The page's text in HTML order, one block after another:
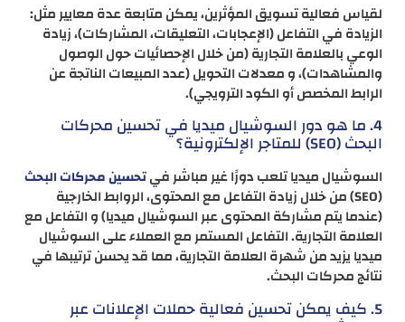
لقياس فعالية تسويق المؤثرين، يمكن متابعة عدة معايير مثل:
الزيادة في التفاعل (الإعجابات، التعليقات، المشاركات)، زيادة
الوعي بالعلامة التجارية (من خلال الإحصائيات حول الوصول
والمشاهدات)، و معدلات التحويل (عدد المبيعات الناتجة عن
الرابط المخصص أو الكود الترويجي).
4. ما هو دور السوشيال ميديا في تحسين محركات
البحث (SEO) للمتاجر الإلكترونية؟
السوشيال ميديا تلعب دورًا غير مباشر فيتحسين محركات البحث
(SEO) من خلال زيادة التفاعل مع المحتوى، الروابط الخارجية
(عندما يتم مشاركة المحتوى عبر السوشيال ميديا) و التفاعل مع
العلامة التجارية. التفاعل المستمر مع العملاء على السوشيال
ميديا يزيد من شهرة العلامة التجارية، مما قد يحسن ترتيبها في
نتائج محركات البحث.
5. كيف يمكن تحسين فعالية حملات الإعلانات عبر